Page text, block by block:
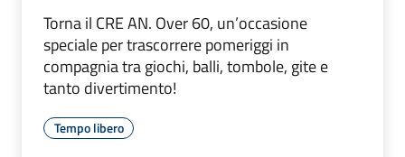
Torna il CRE AN. Over 60, un’occasione
speciale per trascorrere pomeriggi in
compagnia tra giochi, balli, tombole, gite e
tanto divertimento!
Tempo libero